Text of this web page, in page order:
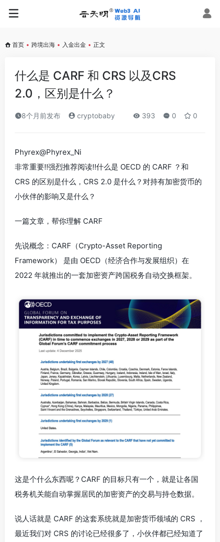
首页 • 跨境出海 • 入金出金 • 正文
什么是 CARF 和 CRS 以及CRS
2.0，区别是什么？
8个月前发布 cryptobaby 393 0 0
Phyrex@Phyrex_Ni
非常重要‼️强烈推荐阅读‼️什么是 OECD 的 CARF ？和
CRS 的区别是什么，CRS 2.0 是什么？对持有加密货币的
小伙伴的影响又是什么？
一篇文章，帮你理解 CARF
先说概念：CARF（Crypto-Asset Reporting
Framework） 是由 OECD（经济合作与发展组织）在
2022 年就推出的一套加密资产跨国税务自动交换框架。
这是个什么东西呢？CARF 的目标只有一个，就是让各国
税务机关能自动掌握居民的加密资产的交易与持仓数据。
说人话就是 CARF 的这套系统就是加密货币领域的 CRS ，
最近我们对 CRS 的讨论已经很多了，小伙伴都已经知道了